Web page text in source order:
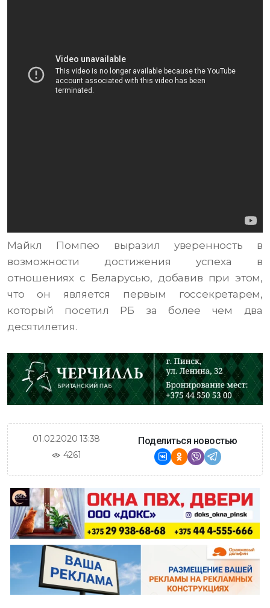
Майкл Помпео выразил уверенность в
возможности достижения успеха в
отношениях с Беларусью, добавив при этом,
что он является первым госсекретарем,
который посетил РБ за более чем два
десятилетия.
01.02.2020 13:38
4261
Поделиться новостью